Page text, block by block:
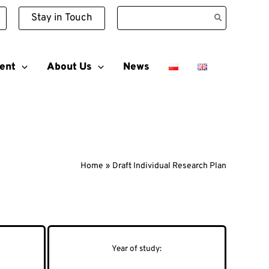
Stay in Touch
Search
for:
About Us News
Home Draft Individual Research Plan